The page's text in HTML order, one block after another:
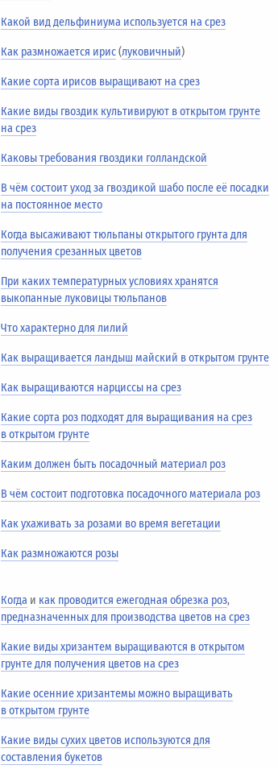
Какой вид дельфиниума используется на срез
Как размножается ирис(луковичный)
Какие сорта ирисов выращивают на срез
Какие виды гвоздик культивируют в открытом грунте
на срез
Каковы требования гвоздики голландской
В чём состоит уход за гвоздикой шабо после её посадки
на постоянное место
Когда высаживают тюльпаны открытого грунта для
получения срезанных цветов
При каких температурных условиях хранятся
выкопанные луковицы тюльпанов
Что характерно для лилий
Как выращивается ландыш майский в открытом грунте
Как выращиваются нарциссы на срез
Какие сорта роз подходят для выращивания на срез
в открытом грунте
Каким должен быть посадочный материал роз
В чём состоит подготовка посадочного материала роз
Как ухаживать за розами во время вегетации
Как размножаются розы
Когда и как проводится ежегодная обрезка роз,
предназначенных для производства цветов на срез
Какие виды хризантем выращиваются в открытом
грунте для получения цветов на срез
Какие осенние хризантемы можно выращивать
в открытом грунте
Какие виды сухих цветов используются для
составления букетов